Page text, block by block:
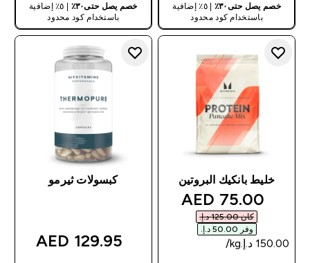
خصم يصل حتى٣٠٪
| ٥٪ إضافية
باستخدام كود محدود
خصم يصل حتى٣٠٪
| ٥٪ إضافية
باستخدام كود محدود
خليط بانكيك البروتين
discounted price
75.00 AED‎
كان ‏125.00 د.إ.‏‎
وفر ‏50.00 د.إ.‏‎
كبسولات ثيرمو
129.95 AED‎